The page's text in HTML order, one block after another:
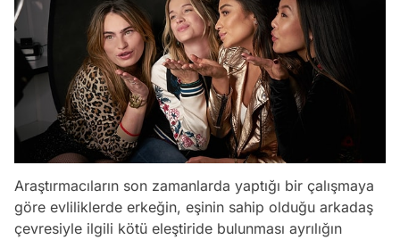
Araştırmacıların son zamanlarda yaptığı bir çalışmaya
göre evliliklerde erkeğin, eşinin sahip olduğu arkadaş
çevresiyle ilgili kötü eleştiride bulunması ayrılığın